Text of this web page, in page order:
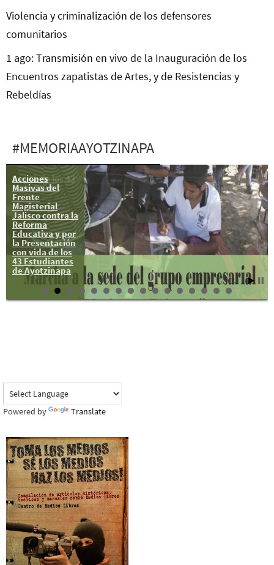
Violencia y criminalización de los defensores
comunitarios
1 ago: Transmisión en vivo de la Inauguración de los
Encuentros zapatistas de Artes, y de Resistencias y
Rebeldías
#MEMORIAAYOTZINAPA
Acciones
Masivas del
Frente
Magisterial
Jalisco contra la
Reforma
Educativa y por
la Presentación
con vida de los
43 Estudiantes
de Ayotzinapa
La voz de los 43
en la CIDH
Powered by Translate